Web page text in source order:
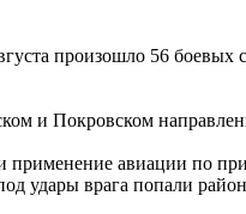
произошло 56
и Покровском
применение авиации по
удары врага попали